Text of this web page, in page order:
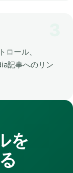
ール、
記事へのリン
を